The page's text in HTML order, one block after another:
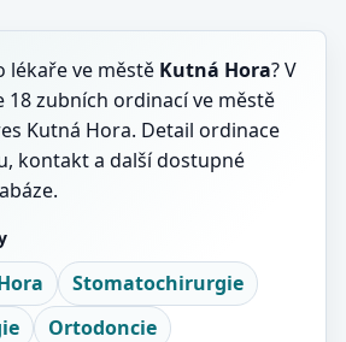
lékaře ve městě Kutná Hora? V
18 zubních ordinací ve městě
Kutná Hora. Detail ordinace
kontakt a další dostupné
Stomatochirurgie
Ortodoncie